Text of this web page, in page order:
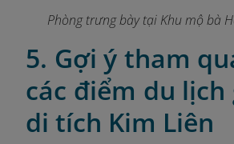
Phòng trưng bày tại Khu mộ bà
5. Gợi ý tham
các điểm du lịch
di tích Kim Liên